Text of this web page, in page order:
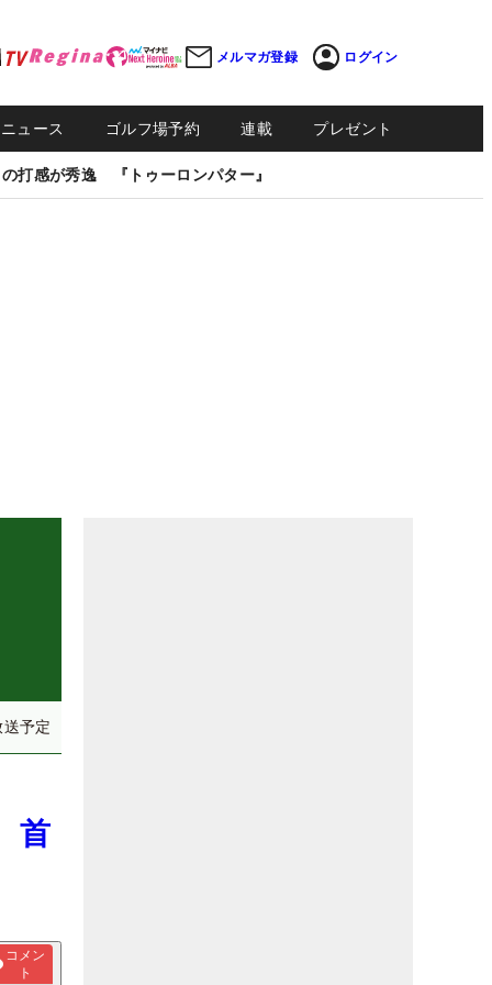
メルマガ登録 ログイン
ュース ゴルフ場予約 連載 プレゼント
打感が秀逸 『トゥーロンパター』
予定
首
コメン
ト